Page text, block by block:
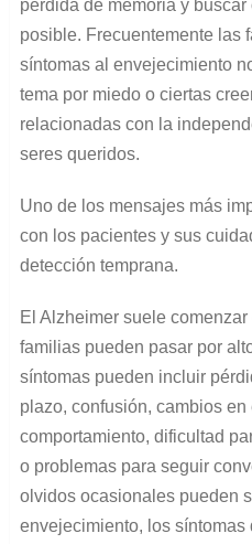
pérdida de memoria y
posible. Frecuentemente las
síntomas al envejecimiento
tema por miedo o ciertas
relacionadas con la
seres queridos.
Uno de los mensajes más
con los pacientes y sus
detección temprana.
El Alzheimer suele
familias pueden pasar por
síntomas pueden incluir
plazo, confusión, cambios en
comportamiento, dificultad
o problemas para seguir
olvidos ocasionales pueden
envejecimiento, los síntomas